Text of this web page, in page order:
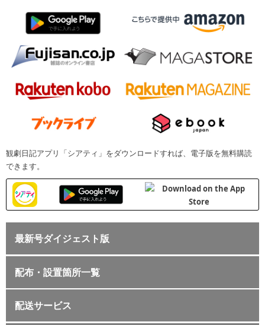
観劇日記アプリ「シアティ」をダウンロードすれば、電子版を無料購読
できます。
最新号ダイジェスト版
配布・設置箇所一覧
配送サービス